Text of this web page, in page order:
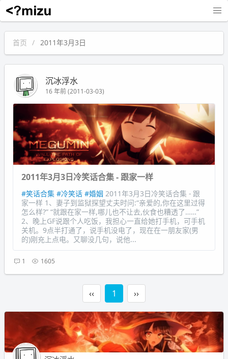
沉冰浮水
首页 2011年3月3日
沉冰浮水
16 年前 (2011-03-03)
2011年3月3日冷笑话合集 - 跟家一样
#笑话合集 #冷笑话 #婚姻 2011年3月3日冷笑话合集 - 跟
家一样 1、妻子到监狱探望丈夫时问:“亲爱的,你在这里过得
怎么样?” “就跟在家一样,哪儿也不让去,伙食也糟透了……”
2、晚上GF说跟个人吃饭，我担心一直给她打手机，可手机
关机。9点半打通了，说手机没电了，现在在一朋友家(男
的)刚充上点电。又聊没几句，说他...
1 1605
‹‹ 1 ››